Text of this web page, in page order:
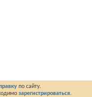
по сайту.
зарегистрироваться.